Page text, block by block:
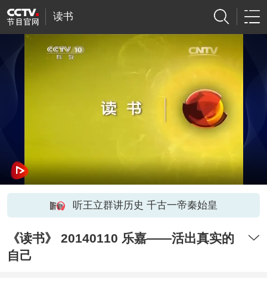
读书
听王立群讲历史 千古一帝秦始皇
《读书》 20140110 乐嘉——活出真实的
自己